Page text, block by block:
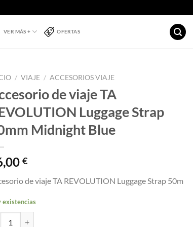
VER MÁS + OFERTAS
/ VIAJE / ACCESORIOS VIAJE
de viaje TA
Luggage Strap
Midnight Blue
€
de viaje TA REVOLUTION Luggage Strap 50m
existencias